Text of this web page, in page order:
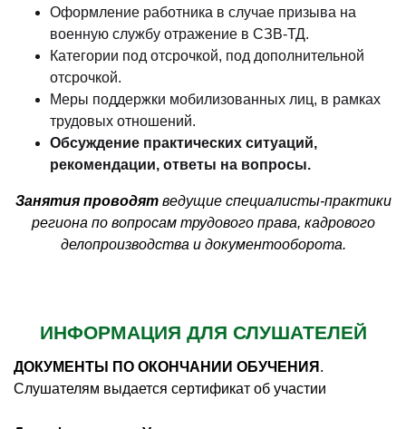
Оформление работника в случае призыва на
военную службу отражение в СЗВ-ТД.
Категории под отсрочкой, под дополнительной
отсрочкой.
Меры поддержки мобилизованных лиц, в рамках
трудовых отношений.
Обсуждение практических ситуаций,
рекомендации, ответы на вопросы.
Занятия проводят ведущие специалисты-практики
региона по вопросам трудового права, кадрового
делопроизводства и документооборота.
ИНФОРМАЦИЯ ДЛЯ СЛУШАТЕЛЕЙ
ДОКУМЕНТЫ ПО ОКОНЧАНИИ ОБУЧЕНИЯ .
Слушателям выдается сертификат об участии